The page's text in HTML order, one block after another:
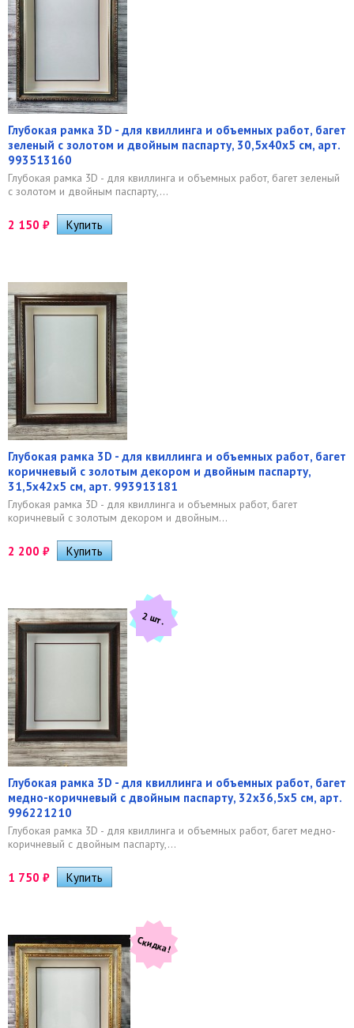
Глубокая рамка 3D - для квиллинга и объемных работ, багет
зеленый с золотом и двойным паспарту, 30,5х40х5 см, арт.
993513160
Глубокая рамка 3D - для квиллинга и объемных работ, багет зеленый
с золотом и двойным паспарту,...
2 150 ₽
Глубокая рамка 3D - для квиллинга и объемных работ, багет
коричневый с золотым декором и двойным паспарту,
31,5х42х5 см, арт. 993913181
Глубокая рамка 3D - для квиллинга и объемных работ, багет
коричневый с золотым декором и двойным...
2 200 ₽
2 шт.
Глубокая рамка 3D - для квиллинга и объемных работ, багет
медно-коричневый с двойным паспарту, 32х36,5х5 см, арт.
996221210
Глубокая рамка 3D - для квиллинга и объемных работ, багет медно-
коричневый с двойным паспарту,...
1 750 ₽
Скидка!